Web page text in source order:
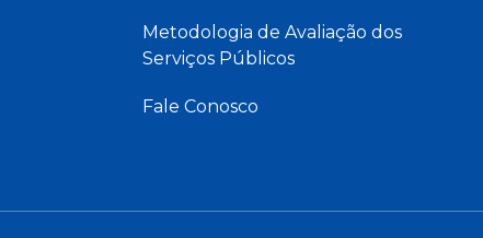
Metodologia de Avaliação dos
Serviços Públicos
Fale Conosco